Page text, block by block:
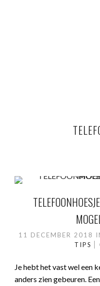
11 DECEMBER 2018
TIPS
Je hebt het vast wel een
anders zien gebeuren.